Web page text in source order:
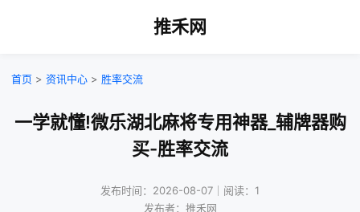
推禾网
首页 > 资讯中心 > 胜率交流
一学就懂!微乐湖北麻将专用神器_辅牌器购
买-胜率交流
发布时间：2026-08-07｜阅读：1
发布者：推禾网